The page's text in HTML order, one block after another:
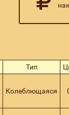
Тип
Колеблющаяся